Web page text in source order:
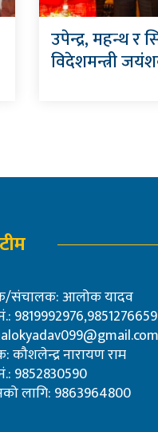
उपेन्द्र, महन्थ र
विदेशमन्त्री
संचालक: आलोक यादव
9819992976,9851276659
कौशलेन्द्र नारायण राम
9852830590
लागि: 9863964800